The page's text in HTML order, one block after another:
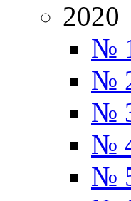
2020
№
№
№
№
№